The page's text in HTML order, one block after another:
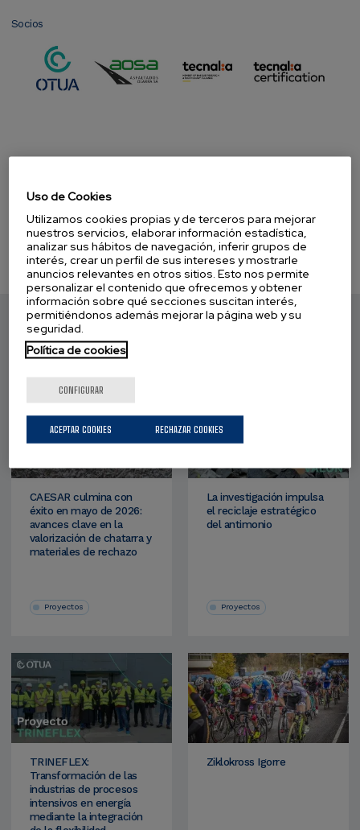
Socios
Otras noticias de interés
CAESAR culmina con
éxito en mayo de 2026:
avances clave en la
valorización de chatarra y
materiales de rechazo
Proyectos
La investigación impulsa
el reciclaje estratégico
del antimonio
Proyectos
TRINEFLEX:
Transformación de las
industrias de procesos
intensivos en energía
mediante la integración
Ziklokross Igorre
Uso de Cookies
Utilizamos cookies propias y de terceros para mejorar
nuestros servicios, elaborar información estadística,
analizar sus hábitos de navegación, inferir grupos de
interés, crear un perfil de sus intereses y mostrarle
anuncios relevantes en otros sitios. Esto nos permite
personalizar el contenido que ofrecemos y obtener
información sobre qué secciones suscitan interés,
permitiéndonos además mejorar la página web y su
seguridad.
Política de cookies
CONFIGURAR
RECHAZAR COOKIES
ACEPTAR COOKIES